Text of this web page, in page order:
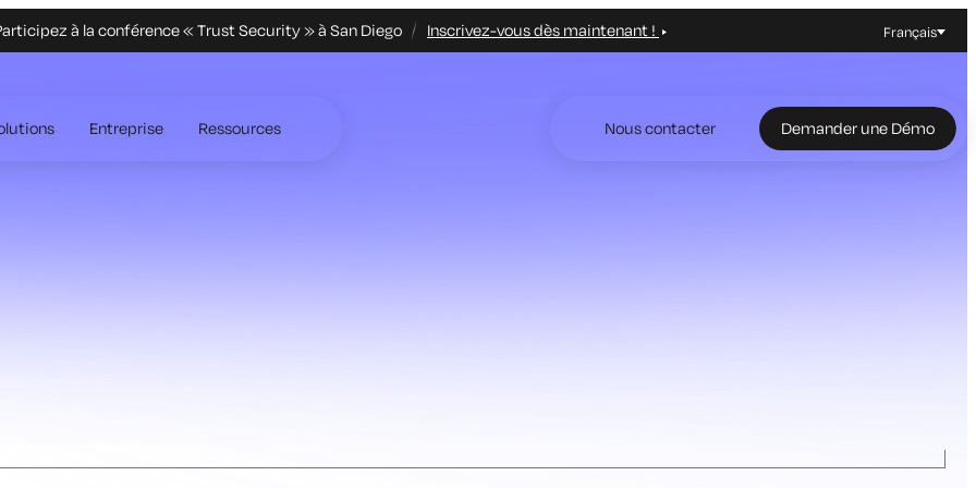
à la conférence « Trust Security » à San Diego Inscrivez-vous dès maintenant ! Français
Entreprise Ressources Nous contacter Demander une Démo